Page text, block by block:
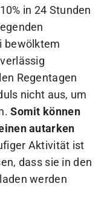
in 24 Stunden
bewölktem
Regentagen
nicht aus, um
Somit können
autarken
Aktivität ist
dass sie in den
werden